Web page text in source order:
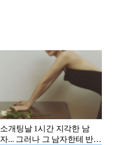
소개팅날 1시간 지각한 남
자... 그러나 그 남자한테 반해